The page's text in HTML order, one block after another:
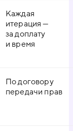
Каждая
итерация —
за доплату
и время
По договору
передачи прав